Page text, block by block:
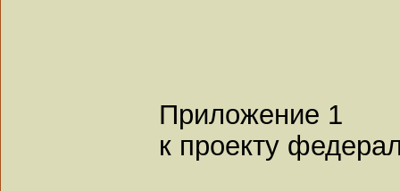
Приложение 1
к проекту